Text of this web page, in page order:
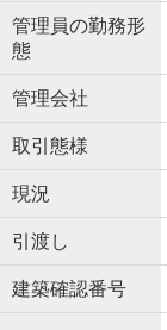
管理員の勤務形
態
管理会社
取引態様
現況
引渡し
建築確認番号